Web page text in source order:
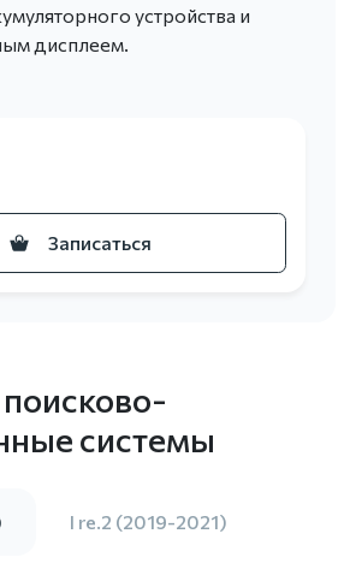
устройства и
дисплеем.
Записаться
системы
I re.2 (2019-2021)